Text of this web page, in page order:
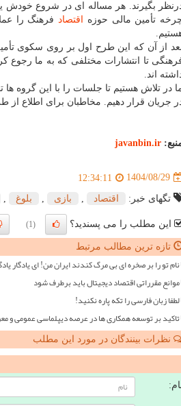
بگیرند. هر مساله ای در شروع خودش
تأمین مالی حوزه
اقتصادفرهنگ را
از آن که این طرح اول بر روی سکوی
تا انتشارات مختلفی که به ما
اند.
در تلاش هستیم تا جلسات را با این گروه ها
جریان قرار دهیم. مخاطبان برای اطلاع از
javanbin.ir
1404/08/29
12:34:11
تگهای خبر: اقتصاد بازی بلوغ
این مطلب را می پسندید؟ (1)
تازه ترین مطالب مرتبط
نام تو را بر صخره ای بی مرگ کندند ایران من! ای یادگار
موانع مقرراتی اقتصاد دیجیتال باید برطرف شود
لطفا زبان فارسی را تکه پاره نکنید!
تاکید بر توسعه همکاری ها در عرصه دیپلماسی عمومی و
نظرات بینندگان در مورد این مطلب